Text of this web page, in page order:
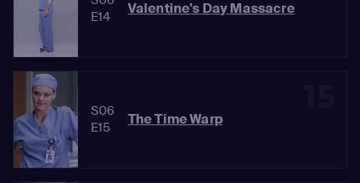
E14
Valentine's Day Massacre
S06
E15
The Time Warp